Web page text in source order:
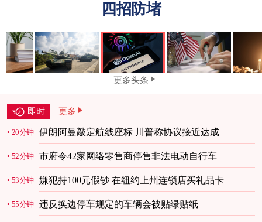
四招防堵
更多头条
即时 更多
20分钟 伊朗阿曼敲定航线座标 川普称协议接近达成
52分钟 市府令42家网络零售商停售非法电动自行车
53分钟 嫌犯持100元假钞 在纽约上州连锁店买礼品卡
55分钟 违反换边停车规定的车辆会被贴绿贴纸